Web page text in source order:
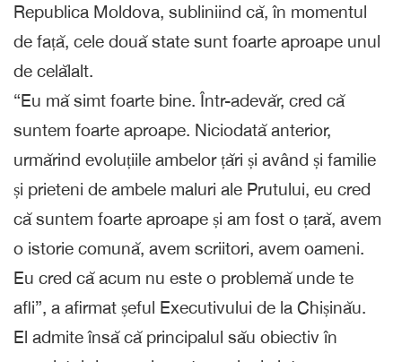
Republica Moldova, subliniind că, în momentul
de față, cele două state sunt foarte aproape unul
de celălalt.
“Eu mă simt foarte bine. Într-adevăr, cred că
suntem foarte aproape. Niciodată anterior,
urmărind evoluțiile ambelor țări și având și familie
și prieteni de ambele maluri ale Prutului, eu cred
că suntem foarte aproape și am fost o țară, avem
o istorie comună, avem scriitori, avem oameni.
Eu cred că acum nu este o problemă unde te
afli”, a afirmat șeful Executivului de la Chișinău.
El admite însă că principalul său obiectiv în